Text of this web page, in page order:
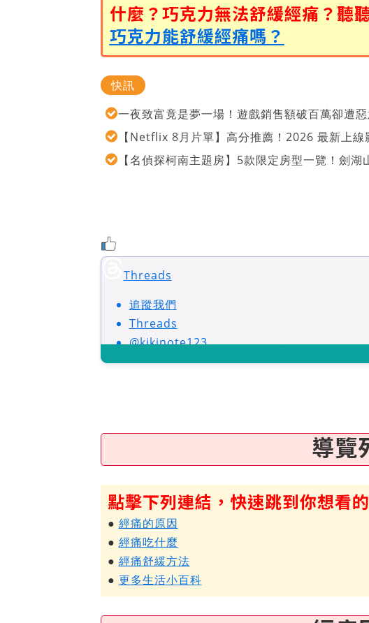
什麼？巧克力無法舒緩經痛？聽
巧克力能舒緩經痛嗎？
快訊
一夜致富竟是夢一場！遊戲銷售額破百萬卻遭
【Netflix 8月片單】高分推薦！2026 最新上
【名偵探柯南主題房】5款限定房型一覽！劍
Threads
追蹤我們
Threads
@kikinote123
導覽
點擊下列連結，快速跳到你想看
● 經痛的原因
● 經痛吃什麼
● 經痛舒緩方法
● 更多生活小百科